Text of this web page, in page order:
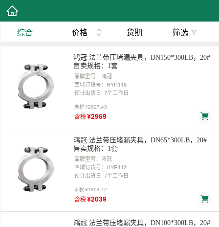
综合 价格 货期 筛选
鸿冠 法兰带压堵漏夹具，DN150*300LB，20#
售卖规格：1套
品牌型号：鸿冠
西域订货号：HYR116
预计出货日: 7个工作日
未税¥2627.43
含税¥2969
鸿冠 法兰带压堵漏夹具，DN65*300LB，20#
售卖规格：1套
品牌型号：鸿冠
西域订货号：HYR112
预计出货日: 7个工作日
未税¥1804.42
含税¥2039
鸿冠 法兰带压堵漏夹具，DN100*300LB，20#